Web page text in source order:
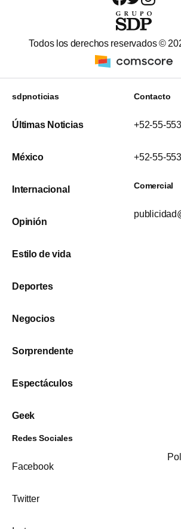
Todos los derechos reservados ©
sdpnoticias
Últimas Noticias
México
Internacional
Opinión
Estilo de vida
Deportes
Negocios
Sorprendente
Espectáculos
Geek
Contacto
+52-55-
+52-55-
Comercial
Redes Sociales
Facebook
Twitter